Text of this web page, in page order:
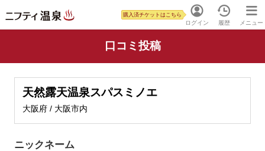
ログイン
購入済チケットはこちら
履歴 メニュー
口コミ投稿
天然露天温泉スパスミノエ
大阪府 / 大阪市内
ニックネーム